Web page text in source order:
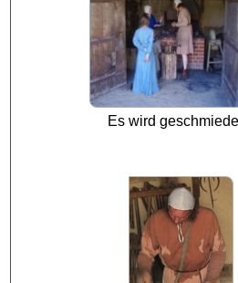
Es wird